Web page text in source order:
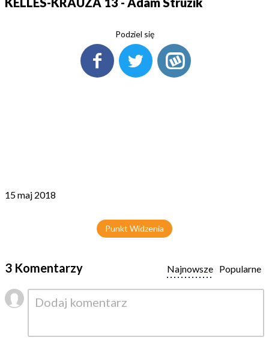
Podziel się
15 maj 2018
Punkt Widzenia
3 Komentarzy Popularne
Najnowsze